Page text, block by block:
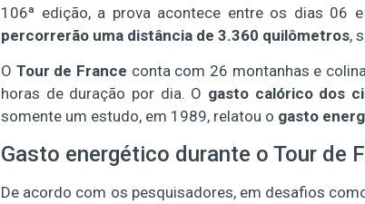
106ª edição, a prova acontece entre os dias 06
percorrerão uma distância de 3.360 quilômetros,
O Tour de France conta com 26 montanhas e
horas de duração por dia. O gasto calórico dos
somente um estudo, em 1989, relatou o gasto
Gasto energético durante o Tour de
De acordo com os pesquisadores, em desafios